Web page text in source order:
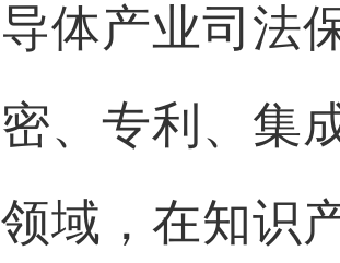
导体产业司法
密、专利、集
领域，在知识